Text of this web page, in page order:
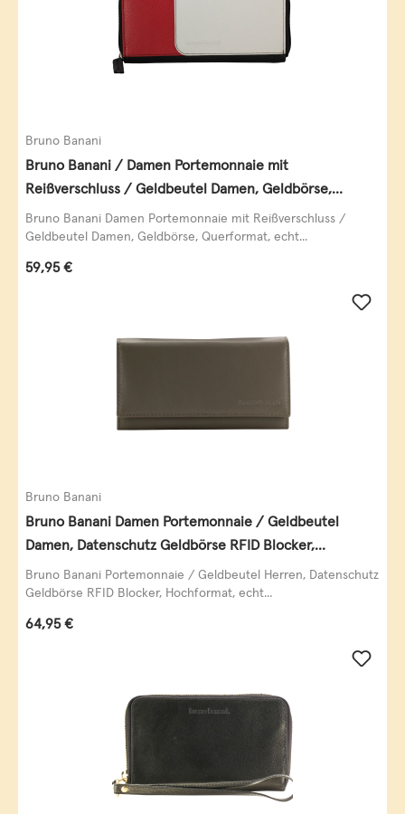
Bruno Banani
Bruno Banani / Damen Portemonnaie mit
Reißverschluss / Geldbeutel Damen, Geldbörse,
Querformat, echt Leder, black/white/red
Bruno Banani Damen Portemonnaie mit Reißverschluss /
Geldbeutel Damen, Geldbörse, Querformat, echt...
Regulärer Preis:
59,95 €
Bruno Banani
Bruno Banani Damen Portemonnaie / Geldbeutel
Damen, Datenschutz Geldbörse RFID Blocker,
Querformat, echt Leder, taupe
Bruno Banani Portemonnaie / Geldbeutel Herren, Datenschutz
Geldbörse RFID Blocker, Hochformat, echt...
Regulärer Preis:
64,95 €